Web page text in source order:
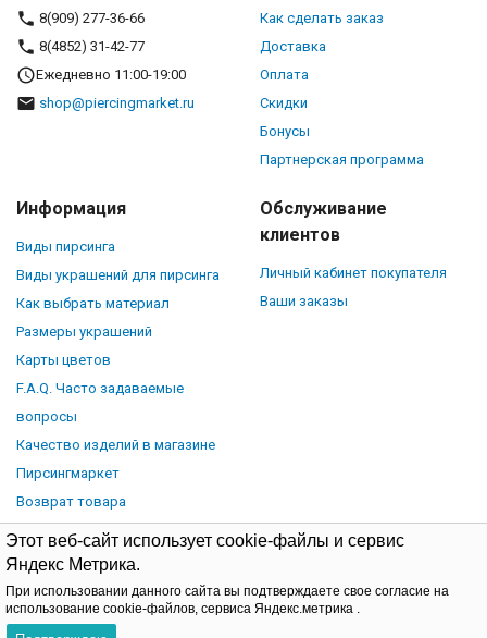
Этот веб-сайт использует cookie-файлы и сервис
Яндекс Метрика.
При использовании данного сайта вы подтверждаете свое согласие на
использование cookie-файлов, сервиса Яндекс.метрика .
8(909) 277-36-66
8(4852) 31-42-77
Ежедневно 11:00-19:00
shop@piercingmarket.ru
Как сделать заказ
Доставка
Оплата
Скидки
Бонусы
Партнерская программа
Информация
Виды пирсинга
Виды украшений для пирсинга
Как выбрать материал
Размеры украшений
Карты цветов
F.A.Q. Часто задаваемые
вопросы
Качество изделий в магазине
Пирсингмаркет
Возврат товара
Обслуживание
клиентов
Личный кабинет покупателя
Ваши заказы
© Piercingmarket.ru, 2026.Политика обработки персональных
данных